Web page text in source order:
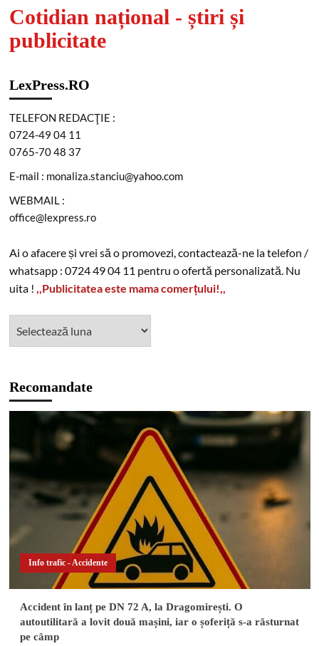
Cotidian național - știri și
publicitate
LexPress.RO
TELEFON REDACŢIE :
0724-49 04 11
0765-70 48 37
E-mail : monaliza.stanciu@yahoo.com
WEBMAIL :
office@lexpress.ro
Ai o afacere și vrei să o promovezi, contactează-ne la telefon /
whatsapp : 0724 49 04 11 pentru o ofertă personalizată. Nu
uita ! ,,Publicitatea este mama comerțului!,,
Recomandate
Info trafic - Accidente
Accident în lanț pe DN 72 A, la Dragomirești. O
autoutilitară a lovit două mașini, iar o șoferiță s-a răsturnat
pe câmp